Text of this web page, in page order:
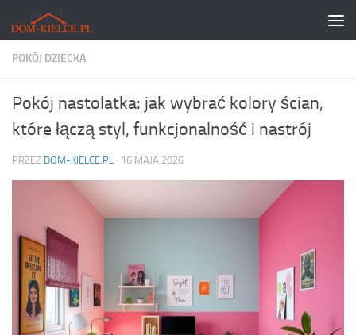
Skip to content
POKÓJ DZIECKA
Pokój nastolatka: jak wybrać kolory ścian,
które łączą styl, funkcjonalność i nastrój
PRZEZ DOM-KIELCE.PL · 16 MAJA 2026